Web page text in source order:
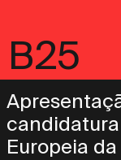
B25
Europeia